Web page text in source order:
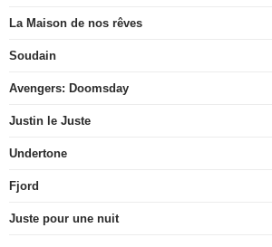
La Maison de nos rêves
Soudain
Avengers: Doomsday
Justin le Juste
Undertone
Fjord
Juste pour une nuit